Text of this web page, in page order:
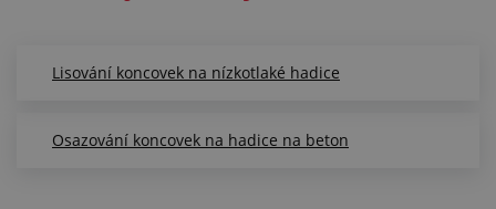
Lisování koncovek na nízkotlaké hadice
Osazování koncovek na hadice na beton